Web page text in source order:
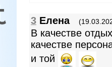
3 Елена
В качестве
качестве
и той